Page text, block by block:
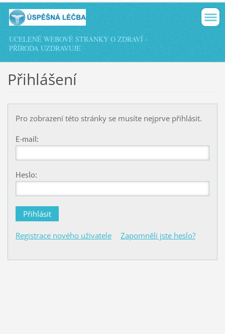
UCELENÉ WEBOVÉ STRÁNKY O ZDRAVÍ -
PŘÍRODA UZDRAVUJE
Přihlášení
Pro zobrazení této stránky se musíte nejprve přihlásit.
E-mail:
Heslo:
Registrace nového uživatele Zapomněli jste heslo?